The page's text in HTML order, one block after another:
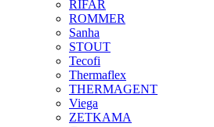
RIFAR
ROMMER
Sanha
STOUT
Tecofi
Thermaflex
THERMAGENT
Viega
ZETKAMA